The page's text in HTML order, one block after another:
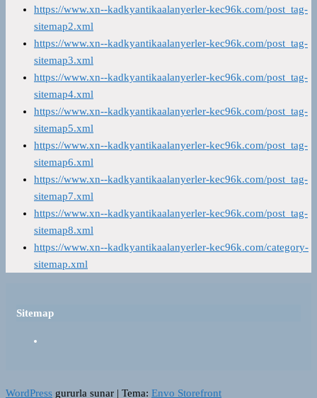
https://www.xn--kadkyantikaalanyerler-kec96k.com/post_tag-
sitemap2.xml
https://www.xn--kadkyantikaalanyerler-kec96k.com/post_tag-
sitemap3.xml
https://www.xn--kadkyantikaalanyerler-kec96k.com/post_tag-
sitemap4.xml
https://www.xn--kadkyantikaalanyerler-kec96k.com/post_tag-
sitemap5.xml
https://www.xn--kadkyantikaalanyerler-kec96k.com/post_tag-
sitemap6.xml
https://www.xn--kadkyantikaalanyerler-kec96k.com/post_tag-
sitemap7.xml
https://www.xn--kadkyantikaalanyerler-kec96k.com/post_tag-
sitemap8.xml
https://www.xn--kadkyantikaalanyerler-kec96k.com/category-
sitemap.xml
Sitemap
WordPress gururla sunar | Tema: Envo Storefront